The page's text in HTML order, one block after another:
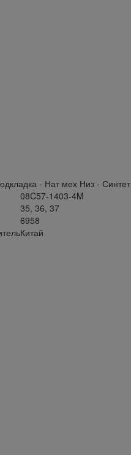
- Нат мех Низ - Синтет
08C57-1403-4M
35, 36, 37
6958
Китай